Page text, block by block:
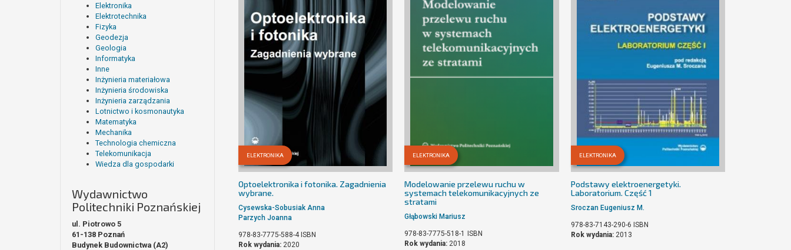
Elektronika
Elektrotechnika
Fizyka
Geodezja
Geologia
Informatyka
Inne
Inżynieria materiałowa
Inżynieria środowiska
Inżynieria zarządzania
Lotnictwo i kosmonautyka
Matematyka
Mechanika
Technologia chemiczna
Telekomunikacja
Wiedza dla gospodarki
Wydawnictwo
Politechniki Poznańskiej
ul. Piotrowo 5
61-138 Poznań
Budynek Budownictwa (A2)
ELEKTRONIKA
Optoelektronika i fotonika. Zagadnienia
wybrane.
Cysewska-Sobusiak Anna
Parzych Joanna
978-83-7775-588-4 ISBN
Rok wydania: 2020
ELEKTRONIKA
Modelowanie przelewu ruchu w
systemach telekomunikacyjnych ze
stratami
Głąbowski Mariusz
978-83-7775-518-1 ISBN
Rok wydania: 2018
ELEKTRONIKA
Podstawy elektroenergetyki.
Laboratorium. Część 1
Sroczan Eugeniusz M.
978-83-7143-290-6 ISBN
Rok wydania: 2013